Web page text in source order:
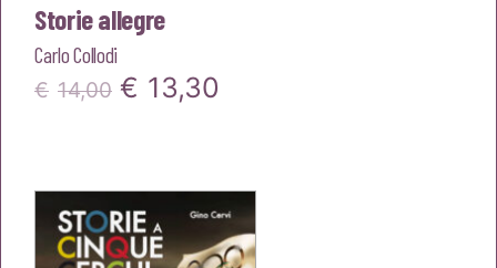
Storie allegre
Carlo Collodi
€ 14,00 Il
era:
€14,00.
€ 13,30
è:
€13,30.